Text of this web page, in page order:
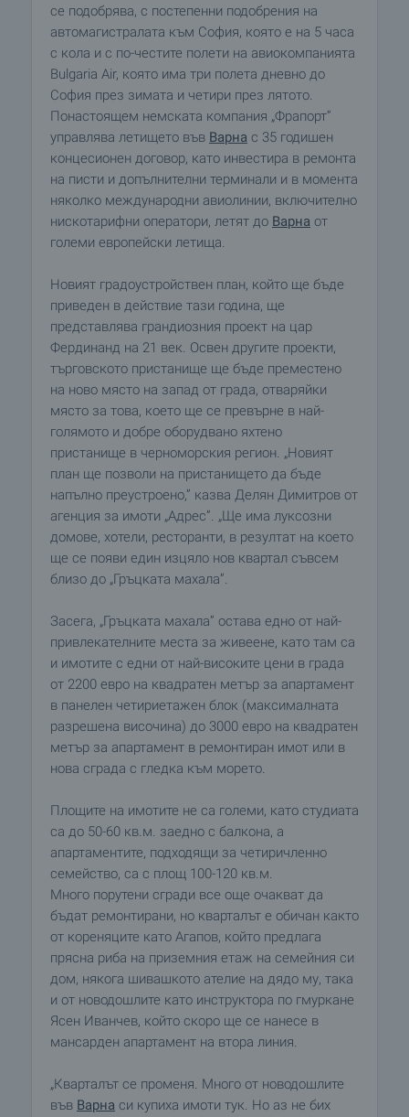
се подобрява, с постепенни подобрения на
автомагистралата към София, която е на 5 часа
с кола и с по-честите полети на авиокомпанията
Bulgaria Air, която има три полета дневно до
София през зимата и четири през лятото.
Понастоящем немската компания „Фрапорт”
управлява летището във Варна с 35 годишен
концесионен договор, като инвестира в ремонта
на писти и допълнителни терминали и в момента
няколко международни авиолинии, включително
нискотарифни оператори, летят до Варна от
големи европейски летища.
Новият градоустройствен план, който ще бъде
приведен в действие тази година, ще
представлява грандиозния проект на цар
Фердинанд на 21 век. Освен другите проекти,
търговското пристанище ще бъде преместено
на ново място на запад от града, отваряйки
място за това, което ще се превърне в най-
голямото и добре оборудвано яхтено
пристанище в черноморския регион. „Новият
план ще позволи на пристанището да бъде
напълно преустроено,” казва Делян Димитров от
агенция за имоти „Адрес”. „Ще има луксозни
домове, хотели, ресторанти, в резултат на което
ще се появи един изцяло нов квартал съвсем
близо до „Гръцката махала”.
Засега, „Гръцката махала” остава едно от най-
привлекателните места за живеене, като там са
и имотите с едни от най-високите цени в града
от 2200 евро на квадратен метър за апартамент
в панелен четириетажен блок (максималната
разрешена височина) до 3000 евро на квадратен
метър за апартамент в ремонтиран имот или в
нова сграда с гледка към морето.
Площите на имотите не са големи, като студиата
са до 50-60 кв.м. заедно с балкона, а
апартаментите, подходящи за четиричленно
семейство, са с площ 100-120 кв.м.
Много порутени сгради все още очакват да
бъдат ремонтирани, но кварталът е обичан както
от кореняците като Агапов, който предлага
прясна риба на приземния етаж на семейния си
дом, някога шивашкото ателие на дядо му, така
и от новодошлите като инструктора по гмуркане
Ясен Иванчев, който скоро ще се нанесе в
мансарден апартамент на втора линия.
„Кварталът се променя. Много от новодошлите
във Варна си купиха имоти тук. Но аз не бих